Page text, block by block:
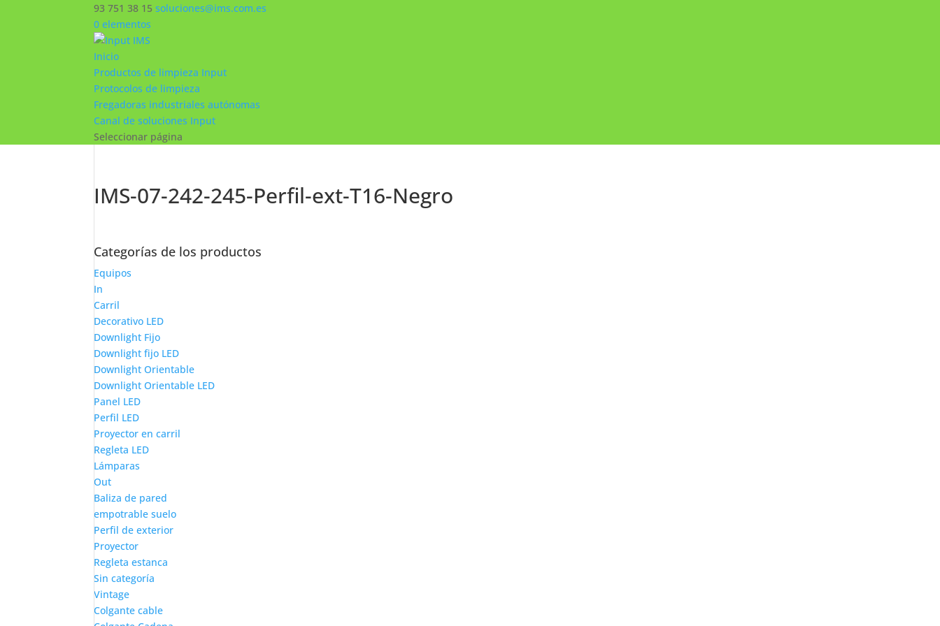
93 751 38 15 soluciones@ims.com.es
0 elementos
Inicio
Productos de limpieza Input
Protocolos de limpieza
Fregadoras industriales autónomas
Canal de soluciones Input
Seleccionar página
IMS-07-242-245-Perfil-ext-T16-Negro
Categorías de los productos
Equipos
In
Carril
Decorativo LED
Downlight Fijo
Downlight fijo LED
Downlight Orientable
Downlight Orientable LED
Panel LED
Perfil LED
Proyector en carril
Regleta LED
Lámparas
Out
Baliza de pared
empotrable suelo
Perfil de exterior
Proyector
Regleta estanca
Sin categoría
Vintage
Colgante cable